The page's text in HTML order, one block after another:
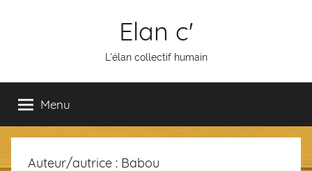
Elan c'
L'élan collectif humain
Menu
Auteur/autrice : Babou